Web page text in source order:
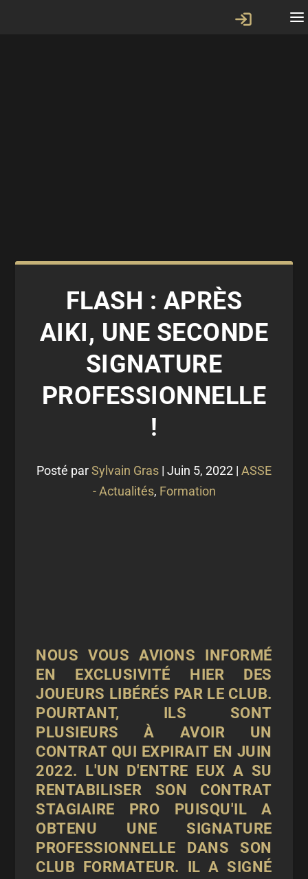
FLASH : APRÈS
AIKI, UNE SECONDE
SIGNATURE
PROFESSIONNELLE
!
Posté parSylvain Gras | Juin 5, 2022 | ASSE
- Actualités, Formation
NOUS VOUS AVIONS INFORMÉ
EN EXCLUSIVITÉ HIER DES
JOUEURS LIBÉRÉS PAR LE CLUB.
POURTANT, ILS SONT
PLUSIEURS À AVOIR UN
CONTRAT QUI EXPIRAIT EN JUIN
2022. L'UN D'ENTRE EUX A SU
RENTABILISER SON CONTRAT
STAGIAIRE PRO PUISQU'IL A
OBTENU UNE SIGNATURE
PROFESSIONNELLE DANS SON
CLUB FORMATEUR. IL A SIGNÉ